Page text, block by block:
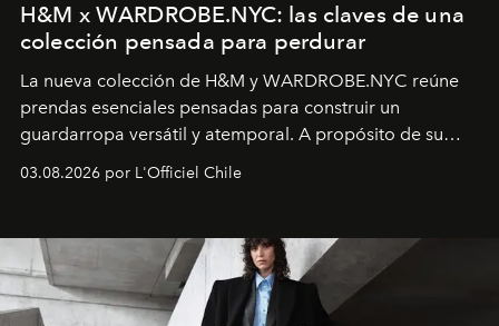
H&M x WARDROBE.NYC: las claves de una
colección pensada para perdurar
La nueva colección de H&M y WARDROBE.NYC reúne
prendas esenciales pensadas para construir un
guardarropa versátil y atemporal. A propósito de su
lanzamiento, los fundadores de la firma neoyorquina y
la asesora creativa y jefa de diseño global de la marca
y la filosofía detrás de la propuesta.
03.08.2026 por L'Officiel Chile